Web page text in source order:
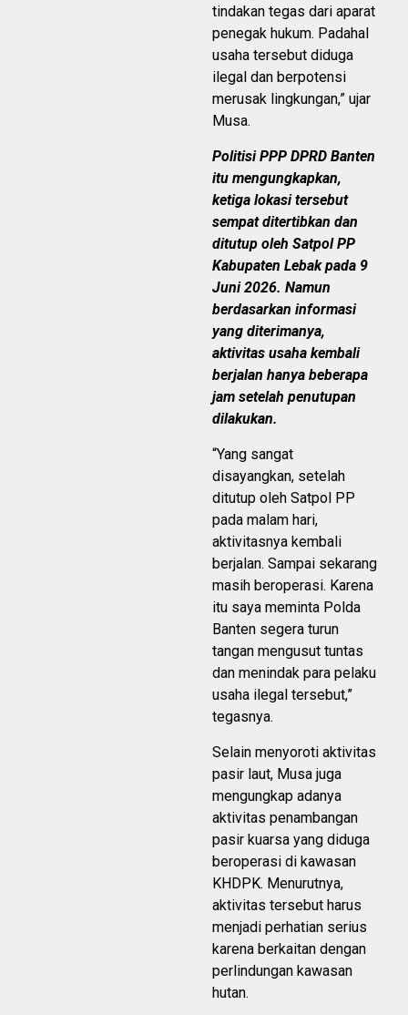
tindakan tegas dari aparat
penegak hukum. Padahal
usaha tersebut diduga
ilegal dan berpotensi
merusak lingkungan,” ujar
Musa.
Politisi PPP DPRD Banten
itu mengungkapkan,
ketiga lokasi tersebut
sempat ditertibkan dan
ditutup oleh Satpol PP
Kabupaten Lebak pada 9
Juni 2026. Namun
berdasarkan informasi
yang diterimanya,
aktivitas usaha kembali
berjalan hanya beberapa
jam setelah penutupan
dilakukan.
“Yang sangat
disayangkan, setelah
ditutup oleh Satpol PP
pada malam hari,
aktivitasnya kembali
berjalan. Sampai sekarang
masih beroperasi. Karena
itu saya meminta Polda
Banten segera turun
tangan mengusut tuntas
dan menindak para pelaku
usaha ilegal tersebut,”
tegasnya.
Selain menyoroti aktivitas
pasir laut, Musa juga
mengungkap adanya
aktivitas penambangan
pasir kuarsa yang diduga
beroperasi di kawasan
KHDPK. Menurutnya,
aktivitas tersebut harus
menjadi perhatian serius
karena berkaitan dengan
perlindungan kawasan
hutan.